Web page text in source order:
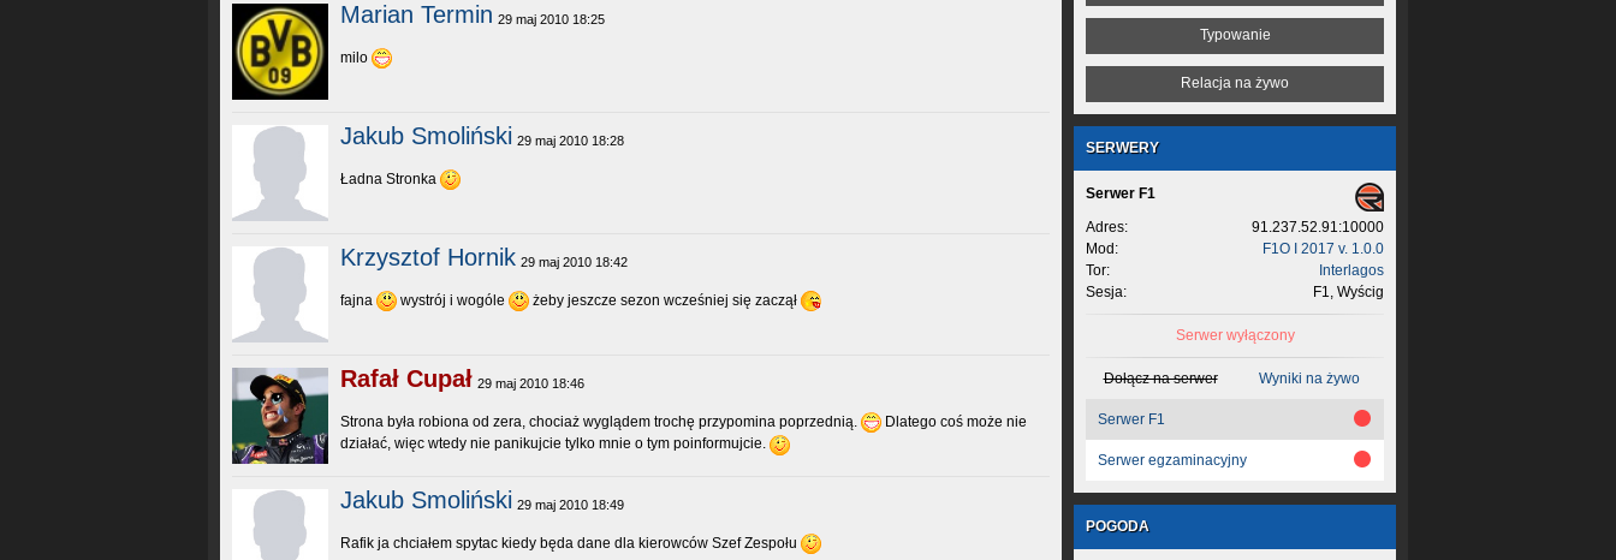
Marian Termin 29 maj 2010 18:25
milo
Jakub Smoliński 29 maj 2010 18:28
Ładna Stronka
Krzysztof Hornik 29 maj 2010 18:42
fajna wystrój i wogóle żeby jeszcze sezon wcześniej się zaczął
Rafał Cupał 29 maj 2010 18:46
Strona była robiona od zera, chociaż wyglądem trochę przypomina poprzednią.
Dlatego coś może nie
działać, więc wtedy nie panikujcie tylko mnie o tym poinformujcie.
Jakub Smoliński 29 maj 2010 18:49
Rafik ja chciałem spytac kiedy będa dane dla kierowców Szef Zespołu
Typowanie
Relacja na żywo
SERWERY
Serwer F1
Adres:
91.237.52.91:10000
Mod:
F1O I 2017 v. 1.0.0
Tor:
Interlagos
Sesja:
F1, Wyścig
Serwer wyłączony
Dołącz na serwer Wyniki na żywo
Serwer F1
Serwer egzaminacyjny
POGODA